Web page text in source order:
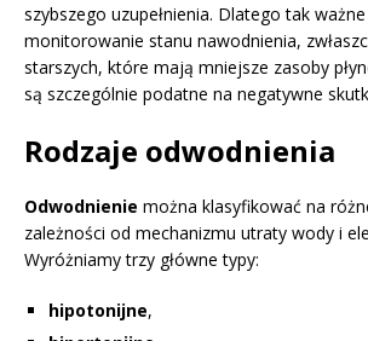
szybszego uzupełnienia. Dlatego tak
monitorowanie stanu nawodnienia,
starszych, które mają mniejsze zasoby
są szczególnie podatne na negatywne
Rodzaje odwodnienia
Odwodnienie można klasyfikować na
zależności od mechanizmu utraty wody i
Wyróżniamy trzy główne typy:
hipotonijne,